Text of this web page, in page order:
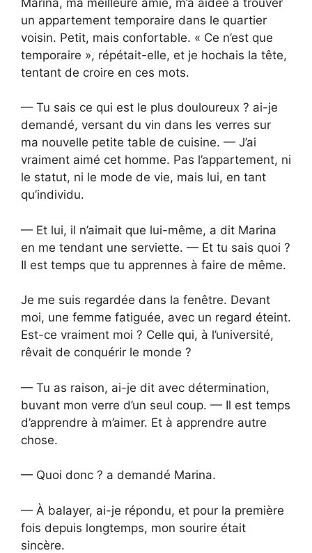
un appartement temporaire dans le quartier
voisin. Petit, mais confortable. « Ce n’est que
temporaire », répétait-elle, et je hochais la tête,
tentant de croire en ces mots.
— Tu sais ce qui est le plus douloureux ? ai-je
demandé, versant du vin dans les verres sur
ma nouvelle petite table de cuisine. — J’ai
vraiment aimé cet homme. Pas l’appartement, ni
le statut, ni le mode de vie, mais lui, en tant
qu’individu.
— Et lui, il n’aimait que lui-même, a dit Marina
en me tendant une serviette. — Et tu sais quoi ?
Il est temps que tu apprennes à faire de même.
Je me suis regardée dans la fenêtre. Devant
moi, une femme fatiguée, avec un regard éteint.
Est-ce vraiment moi ? Celle qui, à l’université,
rêvait de conquérir le monde ?
— Tu as raison, ai-je dit avec détermination,
buvant mon verre d’un seul coup. — Il est temps
d’apprendre à m’aimer. Et à apprendre autre
chose.
— Quoi donc ? a demandé Marina.
— À balayer, ai-je répondu, et pour la première
fois depuis longtemps, mon sourire était
sincère.